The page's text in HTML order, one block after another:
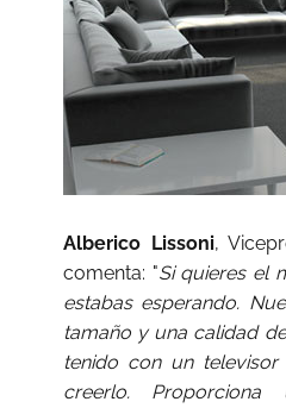
Alberico Lissoni,
comenta: "Si quieres el
estabas esperando.
tamaño y una calidad
tenido con un televisor
creerlo.